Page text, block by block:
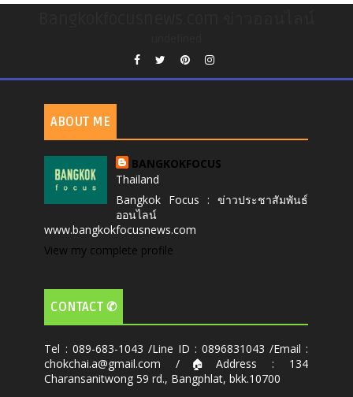
ABOUT ME
BANGKOKFOCUS
Thailand
Bangkok Focus : ข่าวประชาสัมพันธ์
ออนไลน์
www.bangkokfocusnews.com
View my complete profile
CONTACT ✆
Tel : 089-683-1043 /Line ID : 0896831043 /Email :
chokchai.a@gmail.com /🏠Address : 134
Charansanitwong 59 rd., Bangphlat, bkk.10700